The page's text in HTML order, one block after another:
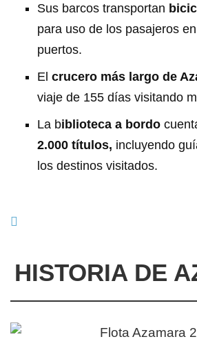
Sus barcos transportan
para uso de los pasajeros
puertos.
El crucero más largo de
viaje de 155 días visitando
La biblioteca a bordo
2.000 títulos, incluyendo
los destinos visitados.
HISTORIA DE